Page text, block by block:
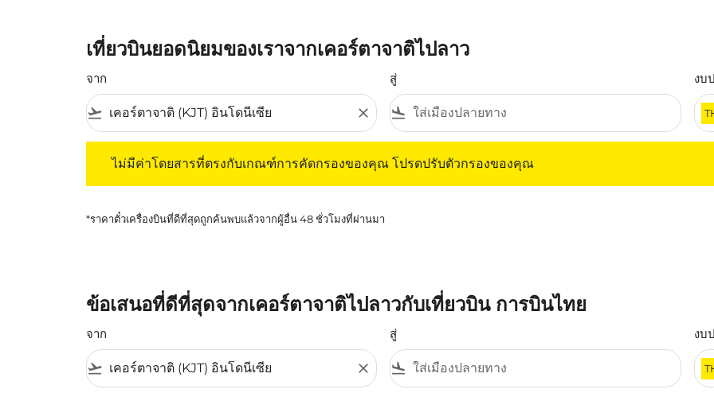
เที่ยวบินยอดนิยมของเราจากเคอร์ตาจาติไปลาว
จาก
flight_takeoff close
สู่
flight_land
งบ
ไม่มีค่าโดยสารที่ตรงกับเกณฑ์การคัดกรองของคุณ โปรดปรับตัวกรองของคุณ
*ราคาตั๋วเครื่องบินที่ดีที่สุดถูกค้นพบแล้วจากผู้อื่น 48 ชั่วโมงที่ผ่านมา
ข้อเสนอที่ดีที่สุดจากเคอร์ตาจาติไปลาวกับเที่ยวบิน การบินไทย
จาก
flight_takeoff close
สู่
flight_land
งบ